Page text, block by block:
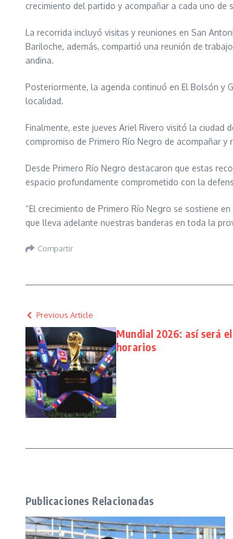
crecimiento del partido y acompañar a cada uno
La recorrida incluyó visitas y reuniones en San
Bariloche, además, compartió una reunión de
andina.
Posteriormente, la agenda continuó en El Bolsón y
localidad.
Finalmente, este jueves Ariel Rivero visitó la ciudad
compromiso de Primero Río Negro de acompañar
Desde Primero Río Negro destacaron que estas
espacio profundamente comprometido con la
“El crecimiento de Primero Río Negro se sostiene
que lleva adelante nuestras banderas en toda la
Compartir
Previous Article
Mundial 2026: así será
horarios
Publicaciones Relacionadas